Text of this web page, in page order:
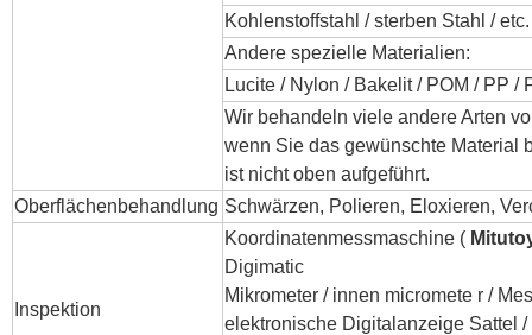
Kohlenstoffstahl / sterben Stahl / etc.
Andere spezielle Materialien:
Lucite / Nylon / Bakelit / POM / PP /
Wir behandeln viele andere Arten
wenn Sie das gewünschte Material
ist nicht oben aufgeführt.
Oberflächenbehandlung Schwärzen, Polieren, Eloxieren,
Inspektion
Koordinatenmessmaschine (
Digimatic
Mikrometer / innen micromete r /
elektronische Digitalanzeige Sattel